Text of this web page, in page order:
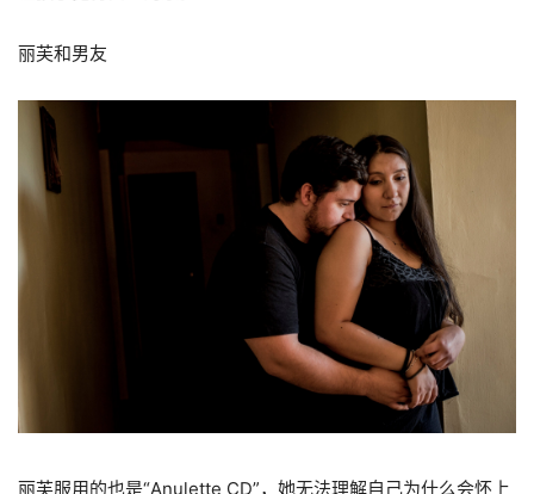
丽芙和男友
丽芙服用的也是“Anulette CD”，她无法理解自己为什么会怀上